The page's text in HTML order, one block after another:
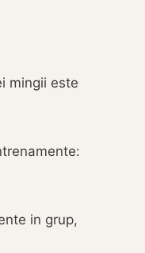
mingii este
in grup,